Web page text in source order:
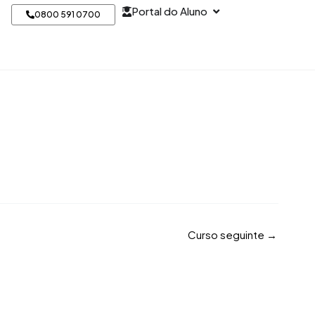
0800 591 0700 Portal do Aluno Open Portal do
Curso seguinte →